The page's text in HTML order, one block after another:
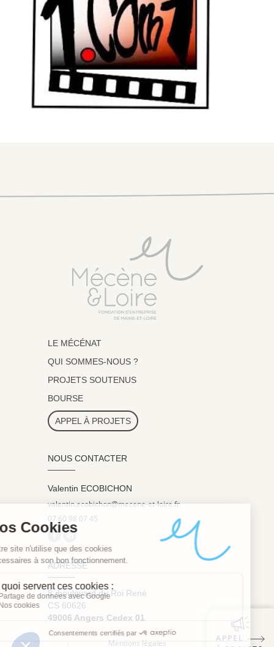
APPEL
LE MÉCÉNAT
QUI SOMMES-NOUS ?
PROJETS SOUTENUS
BOURSE
APPEL À PROJETS
NOUS CONTACTER
Valentin ECOBICHON
valentin.ecobichon@mecene-et-loire.fr
07 60 98 07 45
ADRESSE
8, boulevard du Roi René
CS 60626
49006 Angers Cedex 01
Mentions légales